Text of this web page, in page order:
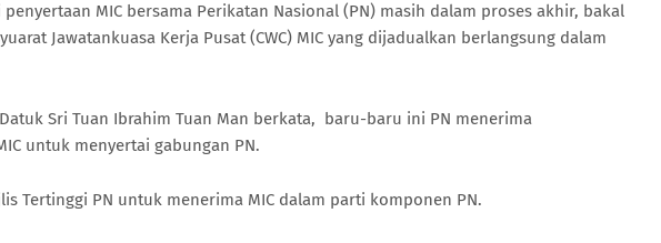
penyertaan MIC bersama Perikatan Nasional (PN) masih dalam proses akhir, bakal
Jawatankuasa Kerja Pusat (CWC) MIC yang dijadualkan berlangsung dalam
Sri Tuan Ibrahim Tuan Man berkata, baru-baru ini PN menerima
untuk menyertai gabungan PN.
Tertinggi PN untuk menerima MIC dalam parti komponen PN.